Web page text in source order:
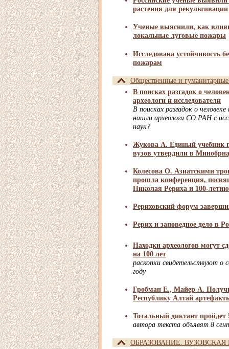
растения для
Ученые выяснили, как
локальные луговые пожары
Исследована устойчивость
пожарам
Общественные и
В поисках разгадок о
археологи и исследователи
В поисках разгадок о
нашли археологи СО РАН с
наук?
Жукова А. Единый учебник
вузов утвердили в
Колесова О. Азиатскими
прошла конференция,
Николая Рериха и 100-летию
Рериховский форум
Рерих и заповедное дело в
Находки археологов могут
на 100 лет
раскопки свидетельствуют о
году
Гробман Е., Майер А.
Республику Алтай
Тотальный диктант пройдет
автора текста объявят 8
ОБРАЗОВАНИЕ. ВУЗОВСКАЯ